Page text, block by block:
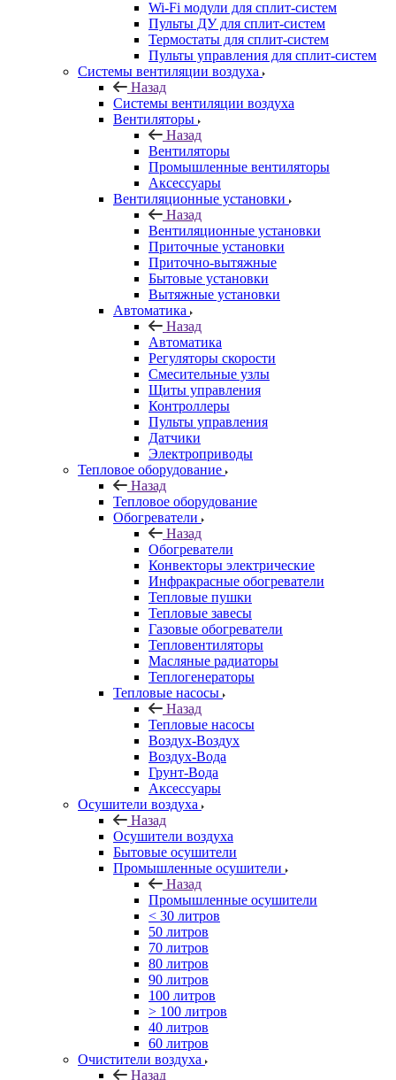
Wi-Fi модули для сплит-систем
Пульты ДУ для сплит-систем
Термостаты для сплит-систем
Пульты управления для сплит-систем
Системы вентиляции воздуха
Назад
Системы вентиляции воздуха
Вентиляторы
Назад
Вентиляторы
Промышленные вентиляторы
Аксессуары
Вентиляционные установки
Назад
Вентиляционные установки
Приточные установки
Приточно-вытяжные
Бытовые установки
Вытяжные установки
Автоматика
Назад
Автоматика
Регуляторы скорости
Смесительные узлы
Щиты управления
Контроллеры
Пульты управления
Датчики
Электроприводы
Тепловое оборудование
Назад
Тепловое оборудование
Обогреватели
Назад
Обогреватели
Конвекторы электрические
Инфракрасные обогреватели
Тепловые пушки
Тепловые завесы
Газовые обогреватели
Тепловентиляторы
Масляные радиаторы
Теплогенераторы
Тепловые насосы
Назад
Тепловые насосы
Воздух-Воздух
Воздух-Вода
Грунт-Вода
Аксессуары
Осушители воздуха
Назад
Осушители воздуха
Бытовые осушители
Промышленные осушители
Назад
Промышленные осушители
< 30 литров
50 литров
70 литров
80 литров
90 литров
100 литров
> 100 литров
40 литров
60 литров
Очистители воздуха
Назад